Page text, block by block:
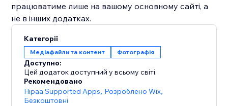
працюватиме лише на вашому основному сайті, а
Категорії
Медіафайли та контент Фотографія
Доступно:
Цей додаток доступний у всьому світі.
Рекомендовано
Hipaa Supported Apps, Розроблено Wix,
Безкоштовні